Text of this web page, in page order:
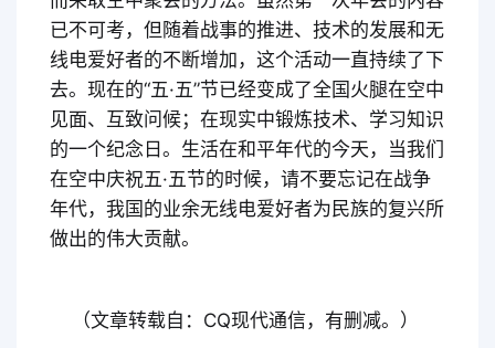
已不可考，但随着战事的推进、技术的发展和无
线电爱好者的不断增加，这个活动一直持续了下
去。现在的“五·五”节已经变成了全国火腿在空中
见面、互致问候；在现实中锻炼技术、学习知识
的一个纪念日。生活在和平年代的今天，当我们
在空中庆祝五·五节的时候，请不要忘记在战争
年代，我国的业余无线电爱好者为民族的复兴所
做出的伟大贡献。
（文章转载自：CQ现代通信，有删减。）